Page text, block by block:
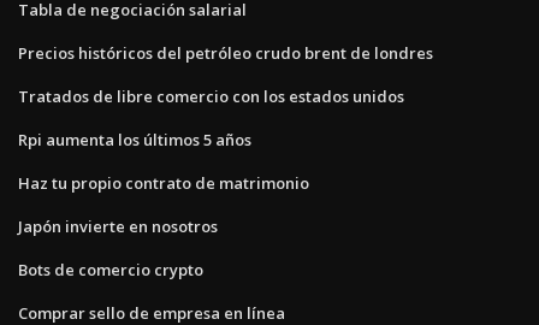
Tabla de negociación salarial
Precios históricos del petróleo crudo brent de londres
Tratados de libre comercio con los estados unidos
Rpi aumenta los últimos 5 años
Haz tu propio contrato de matrimonio
Japón invierte en nosotros
Bots de comercio crypto
Comprar sello de empresa en línea